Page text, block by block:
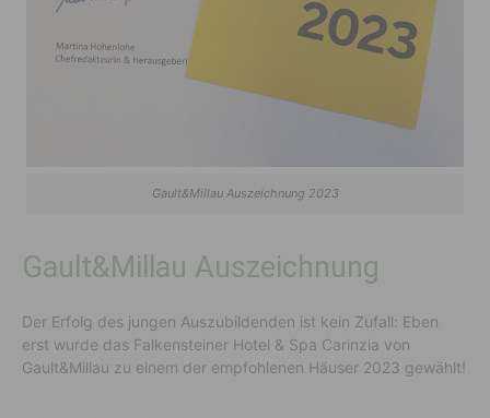
Gault&Millau Auszeichnung 2023
Gault&Millau Auszeichnung
Der Erfolg des jungen Auszubildenden ist kein Zufall: Eben
erst wurde das Falkensteiner Hotel & Spa Carinzia von
Gault&Millau zu einem der empfohlenen Häuser 2023 gewählt!